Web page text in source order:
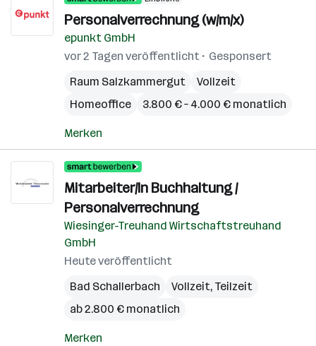
Personalverrechnung (w/m/x)
epunkt GmbH
vor 2 Tagen veröffentlicht
Gesponsert
Raum Salzkammergut
Vollzeit
Homeoffice
3.800 € – 4.000 € monatlich
Merken
Mitarbeiter/In Buchhaltung /
Personalverrechnung
Wiesinger-Treuhand Wirtschaftstreuhand
GmbH
Heute veröffentlicht
Bad Schallerbach
Vollzeit, Teilzeit
ab 2.800 € monatlich
Merken